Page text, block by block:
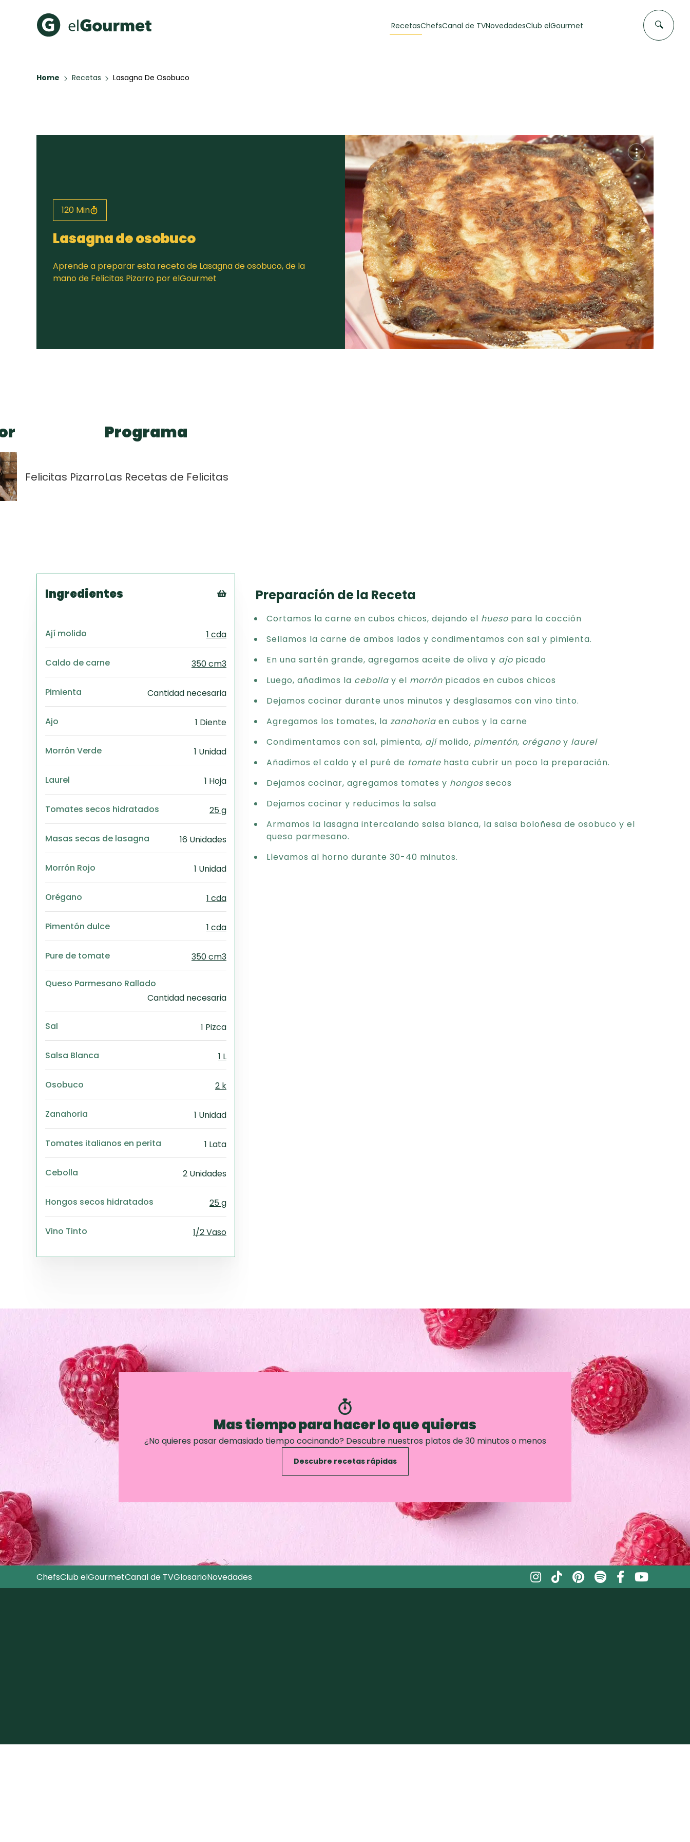
Recetas
Chocolate
Toast de trucha
curada y queso
EMPANADAS DE
CARNE
60 min
FLAN CASERO
50 min
Todas las recetas
ChefsCanal de TVNovedadesClub elGourmet
Home Recetas Lasagna De Osobuco
120 Min
Lasagna de osobuco
Aprende a preparar esta receta de Lasagna de osobuco, de la
mano de Felicitas Pizarro por elGourmet
Felicitas Pizarro
Programa
Las Recetas de Felicitas
Ingredientes
PDF
Excel
Word
Ají molido 1 cda
Caldo de carne 350 cm3
Pimienta Cantidad necesaria
Ajo 1 Diente
Morrón Verde 1 Unidad
Laurel 1 Hoja
Tomates secos hidratados 25 g
Masas secas de lasagna 16 Unidades
Morrón Rojo 1 Unidad
Orégano 1 cda
Pimentón dulce 1 cda
Pure de tomate 350 cm3
Queso Parmesano Rallado
Cantidad necesaria
Sal 1 Pizca
Salsa Blanca 1 L
Osobuco 2 k
Zanahoria 1 Unidad
Tomates italianos en perita 1 Lata
Cebolla 2 Unidades
Hongos secos hidratados 25 g
Vino Tinto 1/2 Vaso
Preparación de la Receta
Cortamos la carne en cubos chicos, dejando el hueso para la cocción
Sellamos la carne de ambos lados y condimentamos con sal y pimienta.
En una sartén grande, agregamos aceite de oliva y ajo picado
Luego, añadimos la cebolla y el morrón picados en cubos chicos
Dejamos cocinar durante unos minutos y desglasamos con vino tinto.
Agregamos los tomates, la zanahoria en cubos y la carne
Condimentamos con sal, pimienta, ajímolido, pimentón, orégano y laurel
Añadimos el caldo y el puré de tomate hasta cubrir un poco la preparación.
Dejamos cocinar, agregamos tomates y hongos secos
Dejamos cocinar y reducimos la salsa
Armamos la lasagna intercalando salsa blanca, la salsa boloñesa de osobuco y el
queso parmesano.
Llevamos al horno durante 30-40 minutos.
Mas tiempo para hacer lo que quieras
¿No quieres pasar demasiado tiempo cocinando? Descubre nuestros platos de 30 minutos o menos
Descubre recetas rápidas
ChefsClub elGourmetCanal de TVGlosarioNovedades